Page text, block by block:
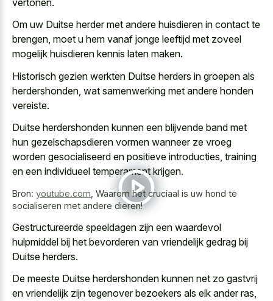
Om uw Duitse herder met andere huisdieren in contact te
brengen, moet u hem vanaf jonge leeftijd met zoveel
mogelijk huisdieren kennis laten maken.
Historisch gezien werkten Duitse herders in groepen als
herdershonden, wat samenwerking met andere honden
vereiste.
Duitse herdershonden kunnen een blijvende band met
hun gezelschapsdieren vormen wanneer ze vroeg
worden gesocialiseerd en positieve introducties, training
en een individueel temperament krijgen.
Bron: youtube.com Waarom het cruciaal is uw hond te
socialiseren met andere dieren!
Gestructureerde speeldagen zijn een waardevol
hulpmiddel bij het bevorderen van vriendelijk gedrag bij
Duitse herders.
De meeste Duitse herdershonden kunnen net zo gastvrij
en vriendelijk zijn tegenover bezoekers als elk ander ras,